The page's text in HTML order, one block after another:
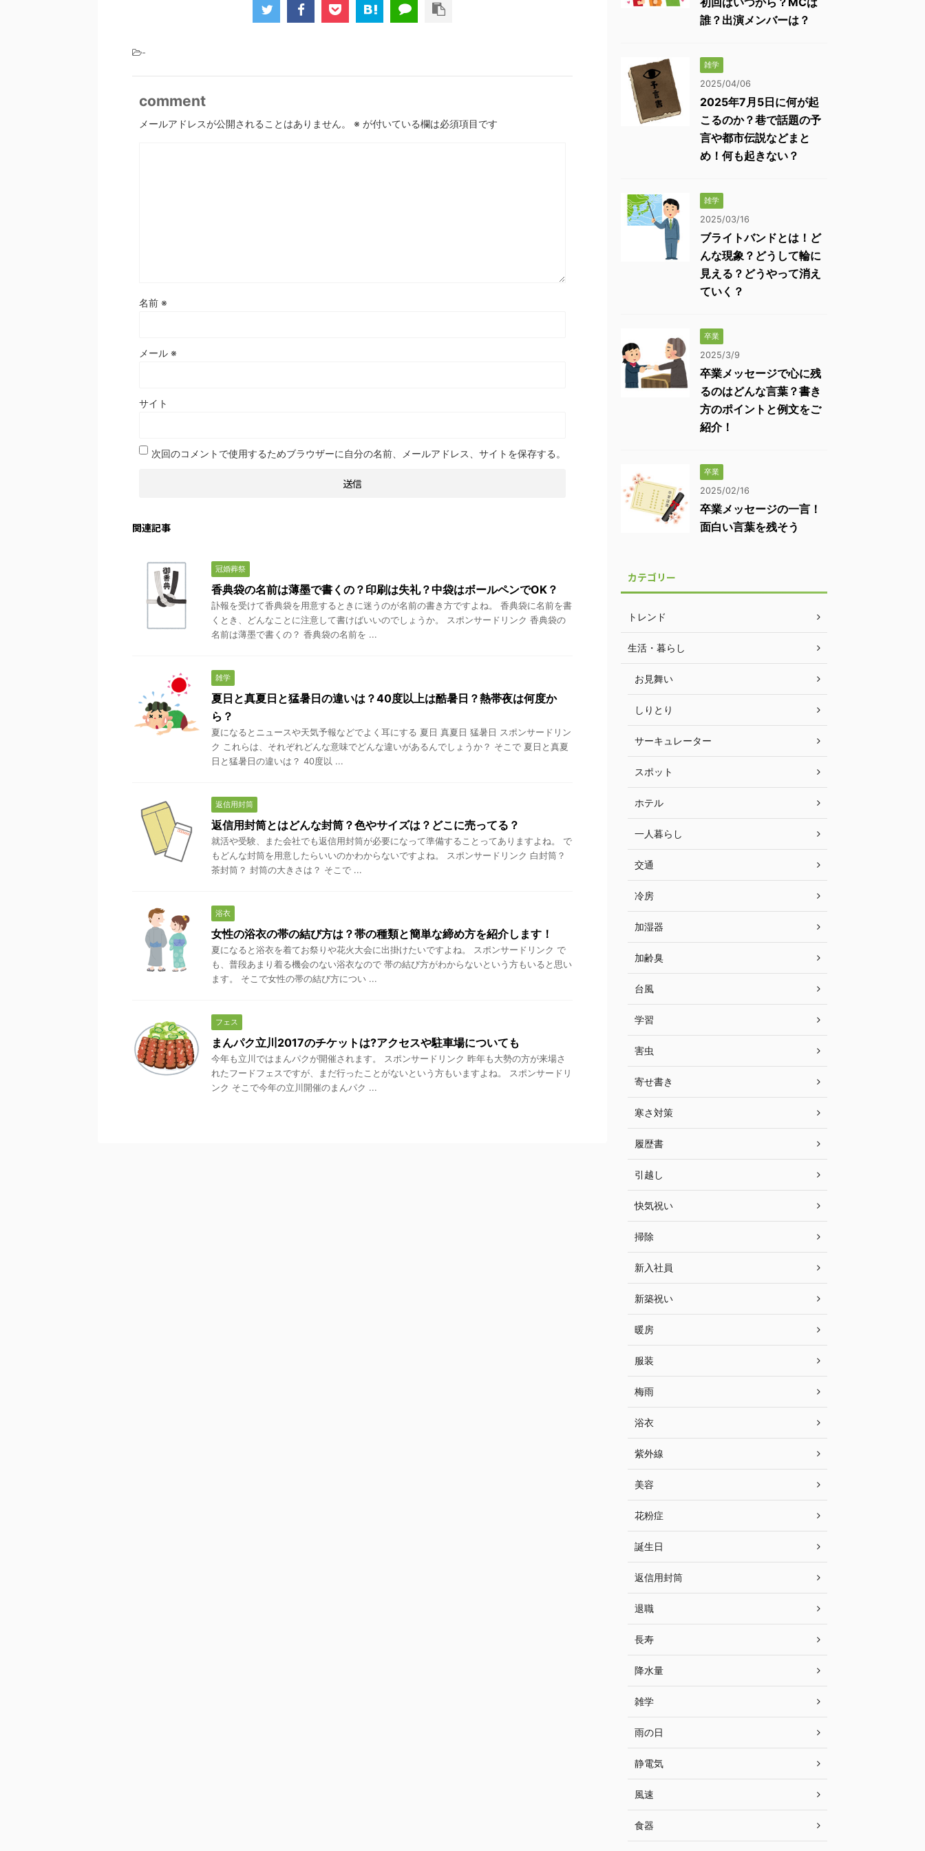
-
comment
メールアドレスが公開されることはありません。 ※ が付いている欄は必須項目です
名前 ※
メール ※
サイト
次回のコメントで使用するためブラウザーに自分の名前、メールアドレス、サイトを保存する。
関連記事
冠婚葬祭
香典袋の名前は薄墨で書くの？印刷は失礼？中袋はボールペンでOK？
訃報を受けて香典袋を用意するときに迷うのが名前の書き方ですよね。 香典袋に名前を書
くとき、どんなことに注意して書けばいいのでしょうか。 スポンサードリンク 香典袋の
名前は薄墨で書くの？ 香典袋の名前を ...
雑学
夏日と真夏日と猛暑日の違いは？40度以上は酷暑日？熱帯夜は何度か
ら？
夏になるとニュースや天気予報などでよく耳にする 夏日 真夏日 猛暑日 スポンサードリン
ク これらは、それぞれどんな意味でどんな違いがあるんでしょうか？ そこで 夏日と真夏
日と猛暑日の違いは？ 40度以 ...
返信用封筒
返信用封筒とはどんな封筒？色やサイズは？どこに売ってる？
就活や受験、また会社でも返信用封筒が必要になって準備することってありますよね。 で
もどんな封筒を用意したらいいのかわからないですよね。 スポンサードリンク 白封筒？
茶封筒？ 封筒の大きさは？ そこで ...
浴衣
女性の浴衣の帯の結び方は？帯の種類と簡単な締め方を紹介します！
夏になると浴衣を着てお祭りや花火大会に出掛けたいですよね。 スポンサードリンク で
も、普段あまり着る機会のない浴衣なので 帯の結び方がわからないという方もいると思い
ます。 そこで女性の帯の結び方につい ...
フェス
まんパク立川2017のチケットは?アクセスや駐車場についても
今年も立川ではまんパクが開催されます。 スポンサードリンク 昨年も大勢の方が来場さ
れたフードフェスですが、まだ行ったことがないという方もいますよね。 スポンサードリ
ンク そこで今年の立川開催のまんパク ...
誰？出演メンバーは？
雑学
2025/04/06
2025年7月5日に何が起
こるのか？巷で話題の予
言や都市伝説などまと
め！何も起きない？
雑学
2025/03/16
ブライトバンドとは！ど
んな現象？どうして輪に
見える？どうやって消え
ていく？
卒業
2025/3/9
卒業メッセージで心に残
るのはどんな言葉？書き
方のポイントと例文をご
紹介！
卒業
2025/02/16
卒業メッセージの一言！
面白い言葉を残そう
カテゴリー
トレンド
生活・暮らし
お見舞い
しりとり
サーキュレーター
スポット
ホテル
一人暮らし
交通
冷房
加湿器
加齢臭
台風
学習
害虫
寄せ書き
寒さ対策
履歴書
引越し
快気祝い
掃除
新入社員
新築祝い
暖房
服装
梅雨
浴衣
紫外線
美容
花粉症
誕生日
返信用封筒
退職
長寿
降水量
雑学
雨の日
静電気
風速
食器